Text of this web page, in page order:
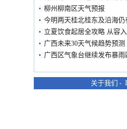
柳州柳南区天气预报
今明两天桂北桂东及沿海
立夏饮食起居全攻略 从容
广西未来30天气候趋势预测
广西区气象台继续发布暴雨
关于我们 -